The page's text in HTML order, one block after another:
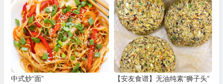
中式炒“面”
【安友食谱】无油纯素“狮子头”